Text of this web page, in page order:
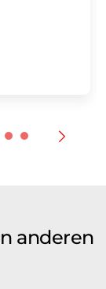
anderen